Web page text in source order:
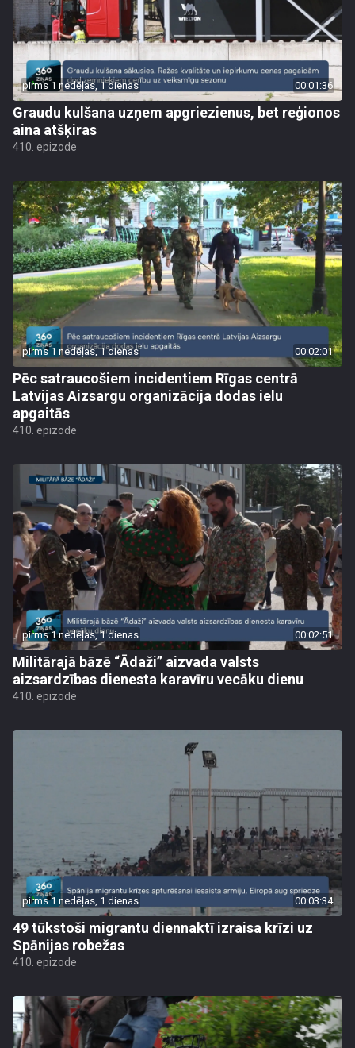
pirms 1 nedēļas, 1 dienas 00:01:36
Graudu kulšana uzņem apgriezienus, bet reģionos
aina atšķiras
410. epizode
pirms 1 nedēļas, 1 dienas 00:02:01
Pēc satraucošiem incidentiem Rīgas centrā
Latvijas Aizsargu organizācija dodas ielu
apgaitās
410. epizode
pirms 1 nedēļas, 1 dienas 00:02:51
Militārajā bāzē “Ādaži” aizvada valsts
aizsardzības dienesta karavīru vecāku dienu
410. epizode
pirms 1 nedēļas, 1 dienas 00:03:34
49 tūkstoši migrantu diennaktī izraisa krīzi uz
Spānijas robežas
410. epizode